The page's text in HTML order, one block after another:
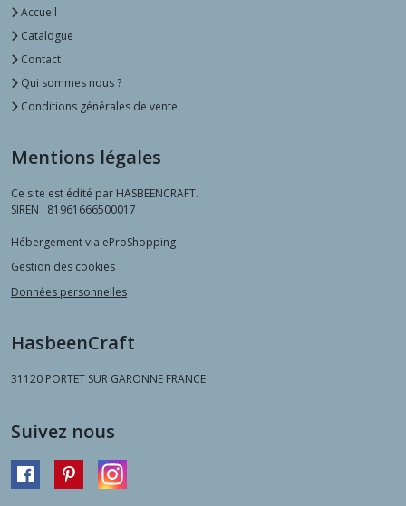
Accueil
Catalogue
Contact
Qui sommes nous ?
Conditions générales de vente
Mentions légales
Ce site est édité par HASBEENCRAFT.
SIREN : 81961666500017
Hébergement via eProShopping
Gestion des cookies
Données personnelles
HasbeenCraft
31120 PORTET SUR GARONNE FRANCE
Suivez nous